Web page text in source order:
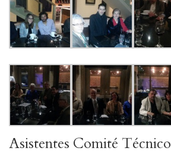
Asistentes Comité Técnico